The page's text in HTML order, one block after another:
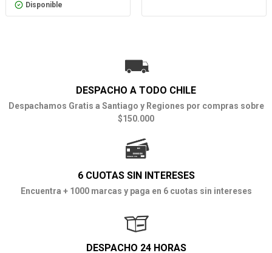
Disponible
DESPACHO A TODO CHILE
Despachamos Gratis a Santiago y Regiones por compras sobre
$150.000
6 CUOTAS SIN INTERESES
Encuentra + 1000 marcas y paga en 6 cuotas sin intereses
DESPACHO 24 HORAS